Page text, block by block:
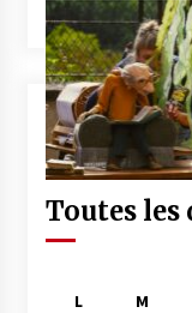
Toutes les
L
M